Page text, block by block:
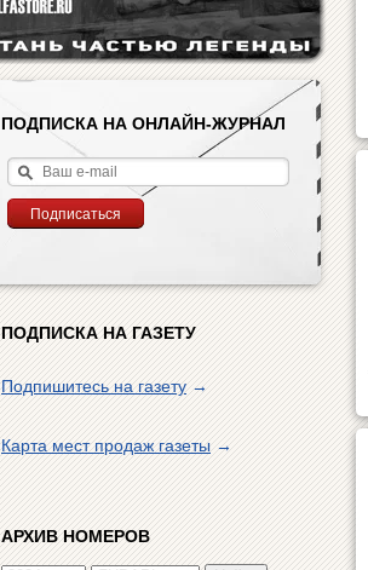
ПОДПИСКА НА ОНЛАЙН-ЖУРНАЛ
ПОДПИСКА НА ГАЗЕТУ
Подпишитесь на газету→
Карта мест продаж газеты→
АРХИВ НОМЕРОВ